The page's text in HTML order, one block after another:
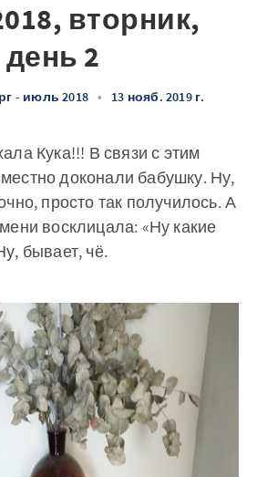
вторник,
день 2
- июль 2018 • 13 нояб. 2019 г.
Кука!!! В связи с этим
доконали бабушку. Ну,
просто так получилось. А
восклицала: «Ну какие
бывает, чё.